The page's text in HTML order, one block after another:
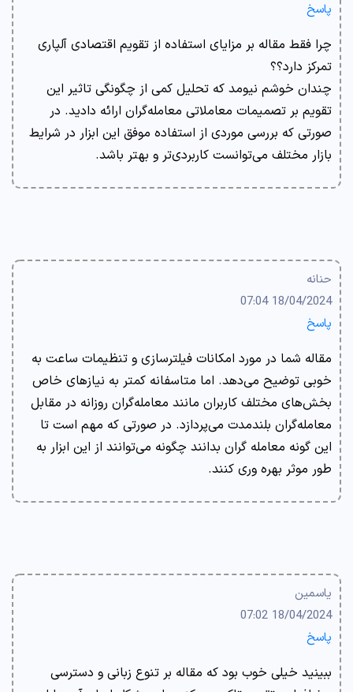
پاسخ
چرا فقط مقاله بر مزایای استفاده از تقویم اقتصادی آلپاری
تمرکز دارد؟؟
چندان خوشم نیومد که تحلیل کمی از چگونگی تاثیر این
تقویم بر تصمیمات معاملاتی معامله‌گران ارائه دادید. در
صورتی که بررسی موردی از استفاده موفق این ابزار در شرایط
بازار مختلف می‌توانست کاربردی‌تر و بهتر باشد.
حنانه
18/04/2024 07:04
پاسخ
مقاله شما در مورد امکانات فیلترسازی و تنظیمات ساعت به
خوبی توضیح می‌دهد. اما متاسفانه کمتر به نیازهای خاص
بخش‌های مختلف کاربران مانند معامله‌گران روزانه در مقابل
معامله‌گران بلندمدت می‌پردازد. در صورتی که مهم است تا
این گونه معامله گران بدانند چگونه می‌توانند از این ابزار به
طور موثر بهره وری کنند.
یاسمین
18/04/2024 07:02
پاسخ
ببینید خیلی خوب بود که مقاله بر تنوع زبانی و دسترسی